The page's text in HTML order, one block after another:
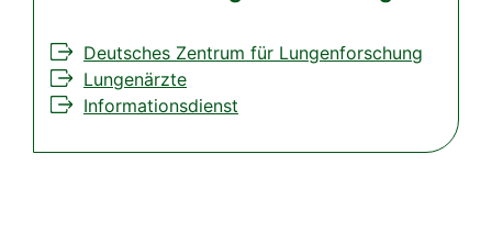
Deutsches Zentrum für Lungenforschung
Lungenärzte
Informationsdienst